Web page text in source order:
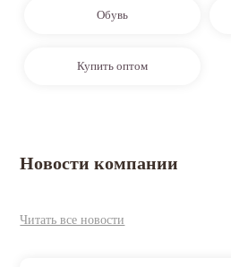
Обувь
Купить оптом
Новости компании
Читать все новости